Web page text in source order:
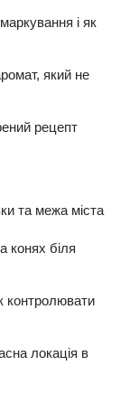
і як
який не
рецепт
та межа міста
конях біля
контролювати
локація в